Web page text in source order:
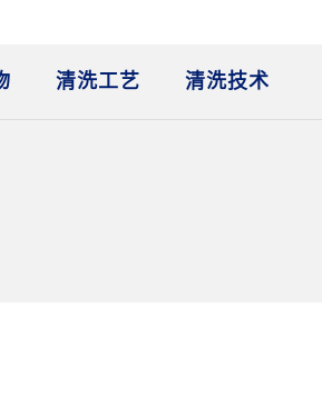
清洗工艺 清洗技术